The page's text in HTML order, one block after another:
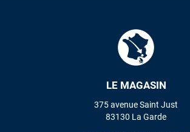
LE MAGASIN
375 avenue Saint Just
83130 La Garde